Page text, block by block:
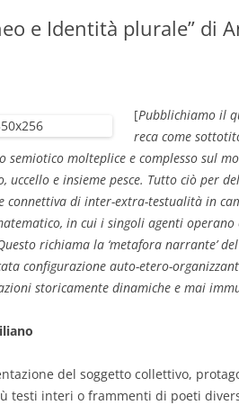
e Identità plurale” di
[Pubblichiamo il
reca come
semiotico molteplice e complesso sul
uccello e insieme pesce. Tutto ciò per
connettiva di inter-extra-testualità in
in cui i singoli agenti
richiama la ‘metafora narrante’
configurazione auto-etero-
storicamente dinamiche e mai
del soggetto collettivo,
testi interi o frammenti di poeti